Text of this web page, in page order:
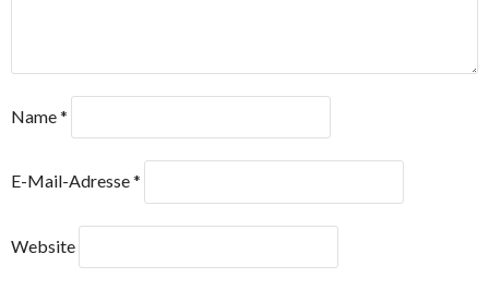
Name*
E-Mail-Adresse*
Website